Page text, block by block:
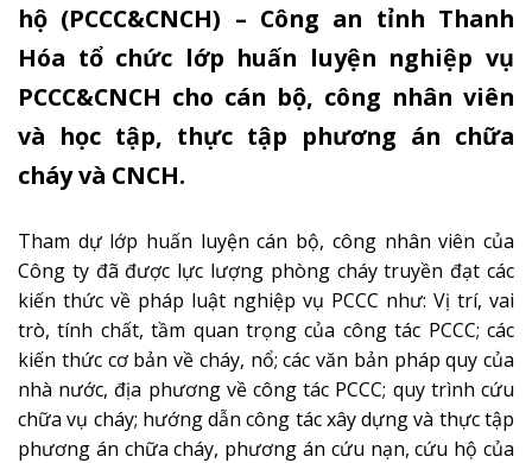
hộ (PCCC&CNCH) – Công an tỉnh Thanh
Hóa tổ chức lớp huấn luyện nghiệp vụ
PCCC&CNCH cho cán bộ, công nhân viên
và học tập, thực tập phương án chữa
cháy và CNCH.
Tham dự lớp huấn luyện cán bộ, công nhân viên của
Công ty đã được lực lượng phòng cháy truyền đạt các
kiến thức về pháp luật nghiệp vụ PCCC như: Vị trí, vai
trò, tính chất, tầm quan trọng của công tác PCCC; các
kiến thức cơ bản về cháy, nổ; các văn bản pháp quy của
nhà nước, địa phương về công tác PCCC; quy trình cứu
chữa vụ cháy; hướng dẫn công tác xây dựng và thực tập
phương án chữa cháy, phương án cứu nạn, cứu hộ của